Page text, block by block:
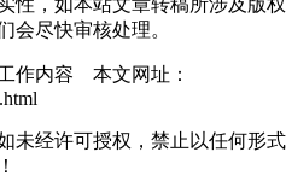
性，如本站文章转稿所涉及版权
会尽快审核处理。
作内容 本文网址：
未经许可授权，禁止以任何形式